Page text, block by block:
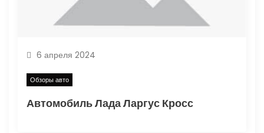
6 апреля 2024
Обзоры авто
Автомобиль Лада Ларгус Кросс